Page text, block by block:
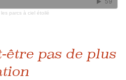
parcs à ciel étoilé
être pas de plus